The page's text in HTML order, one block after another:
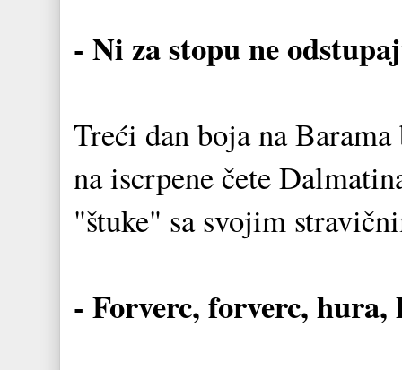
- Ni za stopu ne
Treći dan boja na
na iscrpene čete
"štuke" sa svojim
- Forverc, forverc, hura,